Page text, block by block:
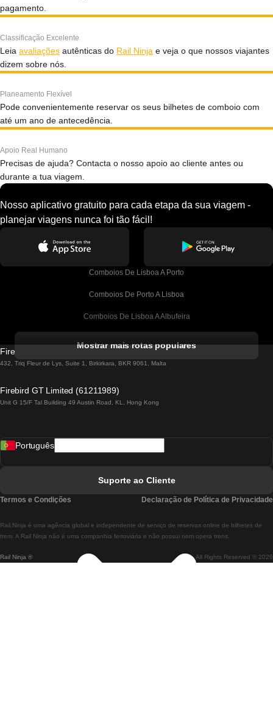
pagamento.
Classificação Excelente
Leia avaliações autênticas do Rail Ninja e veja o que nossos viajantes
dizem sobre nós.
Planeamento Flexível
Pode convenientemente reservar os seus bilhetes de comboio com
até um ano de antecedência.
Apoio Real Humano
Precisas de ajuda? Contacta o nosso apoio ao cliente antes ou
durante a tua viagem.
Nosso aplicativo gratuito para cada etapa da sua viagem -
planejar viagens nunca foi tão fácil!
Comboios De Lisboa A Porto
Comboios De Porto A Lisboa
Comboios De Lisboa A Albufeira
Comboios De Lisboa A Lagos
Comboios De Lisboa A Madrid
Comboios De Lisboa A Braga
Comboios De Braga A Lisboa
Mostrar mais rotas populares
Firebird GT Limited (OC 1451)
432, Triq Fleur de Lys, Suite 1, Birkirkara, BKR 9061, Malta
Firebird GT Limited (61211989)
Unit G 15/F Tal Building 49 Austin Road, KL, Hong Kong
Rail Ninja ® All Rights Reserved © 2026
Rail.Ninja é uma agência global e independente de serviço de reservas online de bilhetes de
trem. A Rail Ninja não é uma companhia ferroviária e não possui nem opera trens.
Português
Suporte ao Cliente
Termos e Condições Declaração de Política de Privacidade